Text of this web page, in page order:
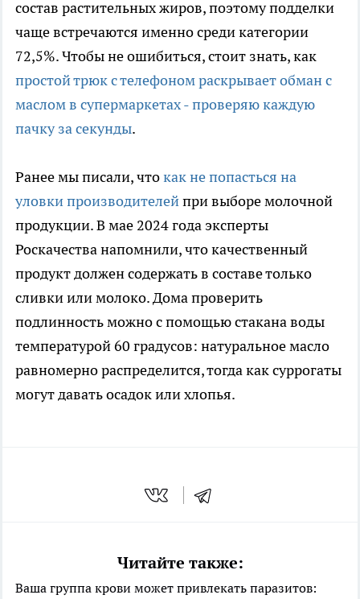
состав растительных жиров, поэтому подделки
чаще встречаются именно среди категории
72,5%. Чтобы не ошибиться, стоит знать, как
простой трюк с телефоном раскрывает обман с
маслом в супермаркетах - проверяю каждую
пачку за секунды.
Ранее мы писали, чтокак не попасться на
уловки производителейпри выборе молочной
продукции. В мае 2024 года эксперты
Роскачества напомнили, что качественный
продукт должен содержать в составе только
сливки или молоко. Дома проверить
подлинность можно с помощью стакана воды
температурой 60 градусов: натуральное масло
равномерно распределится, тогда как суррогаты
могут давать осадок или хлопья.
Читайте также:
Ваша группа крови может привлекать паразитов: